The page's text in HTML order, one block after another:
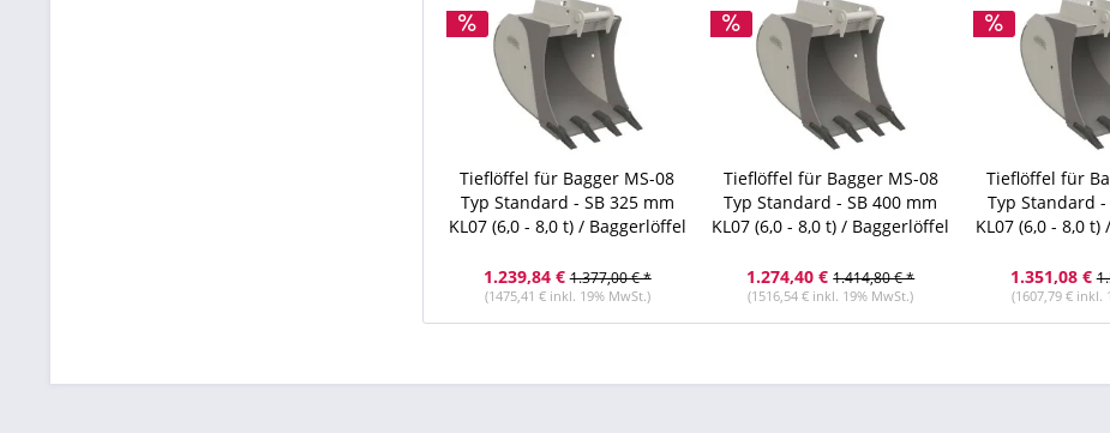
Tieflöffel für Bagger MS-08
Typ Standard - SB 325 mm
KL07 (6,0 - 8,0 t) / Baggerlöffel
1.239,84 € 1.377,00 € *
(1475,41 € inkl. 19% MwSt.)
Tieflöffel für Bagger MS-08
Typ Standard - SB 400 mm
KL07 (6,0 - 8,0 t) / Baggerlöffel
1.274,40 € 1.414,80 € *
(1516,54 € inkl. 19% MwSt.)
Tieflöffel für
Typ Standard -
KL07 (6,0 - 8,0
1.351,08 €
(1607,79 € inkl.